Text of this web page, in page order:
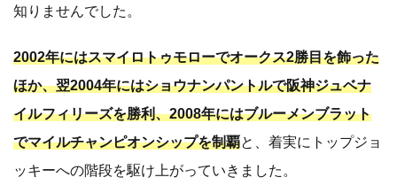
知りませんでした。
2002年にはスマイロトゥモローでオークス2勝目を飾った
ほか、翌2004年にはショウナンパントルで阪神ジュベナ
イルフィリーズを勝利、2008年にはブルーメンブラット
でマイルチャンピオンシップを制覇と、着実にトップジョ
ッキーへの階段を駆け上がっていきました。